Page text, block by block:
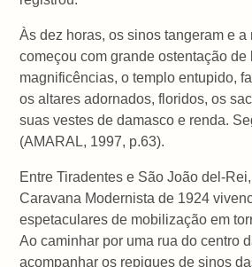
Às dez horas, os sinos tangeram e a
começou com grande ostentação
magnificências, o templo entupido,
os altares adornados, floridos, os
suas vestes de damasco e renda.
(AMARAL, 1997, p.63).
Entre Tiradentes e São João del-
Caravana Modernista de 1924
espetaculares de mobilização em
Ao caminhar por uma rua do centro
acompanhar os repiques de sinos